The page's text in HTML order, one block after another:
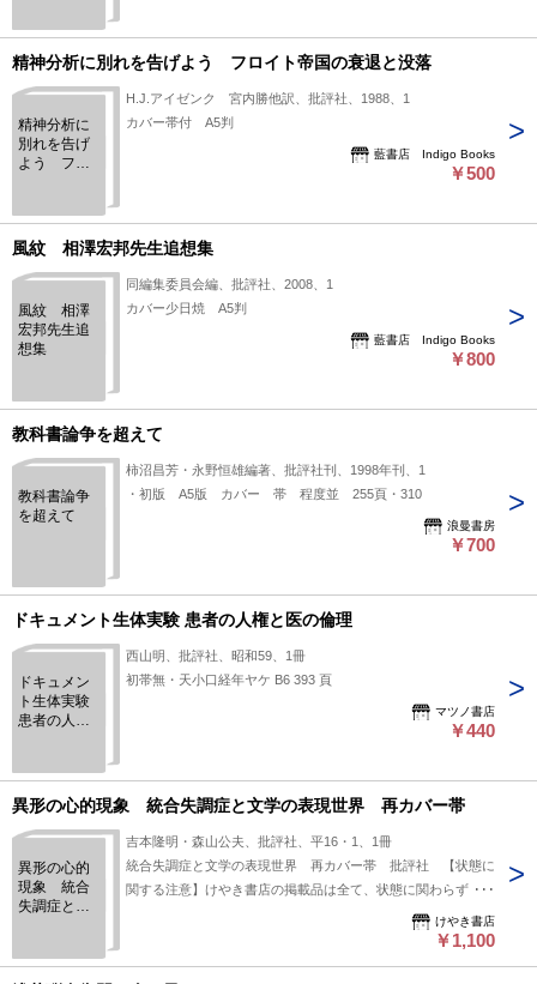
精神分析に別れを告げよう フロイト帝国の衰退と没落
精神分析に
別れを告げ
よう フロ
H.J.アイゼンク 宮内勝他訳、批評社、1988、1
カバー帯付 A5判
藍書店 Indigo Books
￥500
風紋 相澤宏邦先生追想集
風紋 相澤
宏邦先生追
想集
同編集委員会編、批評社、2008、1
カバー少日焼 A5判
藍書店 Indigo Books
￥800
教科書論争を超えて
教科書論争
を超えて
柿沼昌芳・永野恒雄編著、批評社刊、1998年刊、1
・初版 A5版 カバー 帯 程度並 255頁・310
浪曼書房
￥700
ドキュメント生体実験 患者の人権と医の倫理
ドキュメン
ト生体実験
患者の人権
西山明、批評社、昭和59、1冊
初帯無・天小口経年ヤケ B6 393 頁
マツノ書店
￥440
異形の心的現象 統合失調症と文学の表現世界 再カバー帯
異形の心的
現象 統合
失調症と文
ー帯
吉本隆明・森山公夫、批評社、平16・1、1冊
統合失調症と文学の表現世界 再カバー帯 批評社 【状態に
関する注意】けやき書店の掲載品は全て、状態に関わらず「中
古品（並）」と表示されています。「日本の古本屋」は６段階
の「状態」表記が必須となりましたが、当店の扱う商品の特質
けやき書店
￥1,100